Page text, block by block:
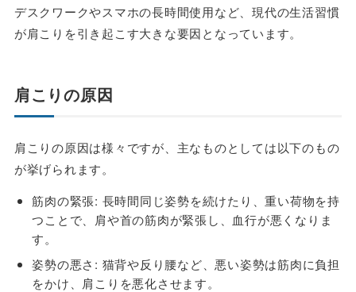
デスクワークやスマホの長時間使用など、現代の生活習慣
が肩こりを引き起こす大きな要因となっています。
肩こりの原因
肩こりの原因は様々ですが、主なものとしては以下のもの
が挙げられます。
筋肉の緊張: 長時間同じ姿勢を続けたり、重い荷物を持
つことで、肩や首の筋肉が緊張し、血行が悪くなりま
す。
姿勢の悪さ : 猫背や反り腰など、悪い姿勢は筋肉に負担
をかけ、肩こりを悪化させます。